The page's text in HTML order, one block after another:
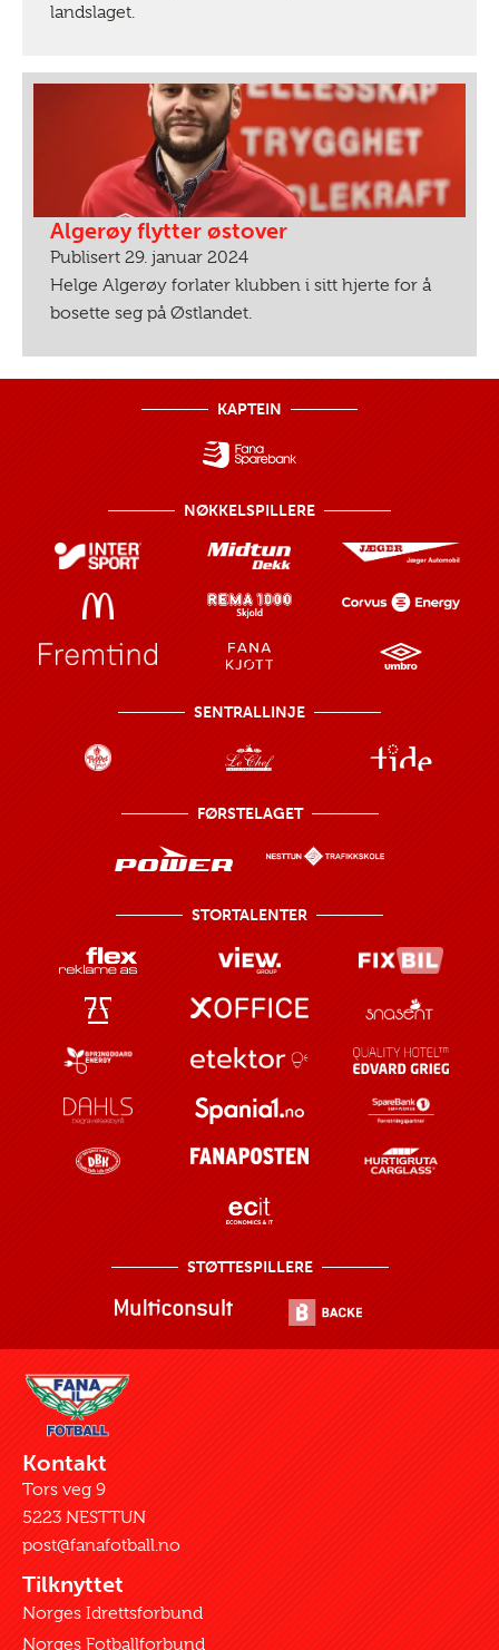
landslaget.
Algerøy flytter østover
Publisert 29. januar 2024
Helge Algerøy forlater klubben i sitt hjerte for å
bosette seg på Østlandet.
KAPTEIN
NØKKELSPILLERE
SENTRALLINJE
FØRSTELAGET
STORTALENTER
STØTTESPILLERE
Kontakt
Tors veg 9
5223 NESTTUN
post@fanafotball.no
Tilknyttet
Norges Idrettsforbund
Norges Fotballforbund